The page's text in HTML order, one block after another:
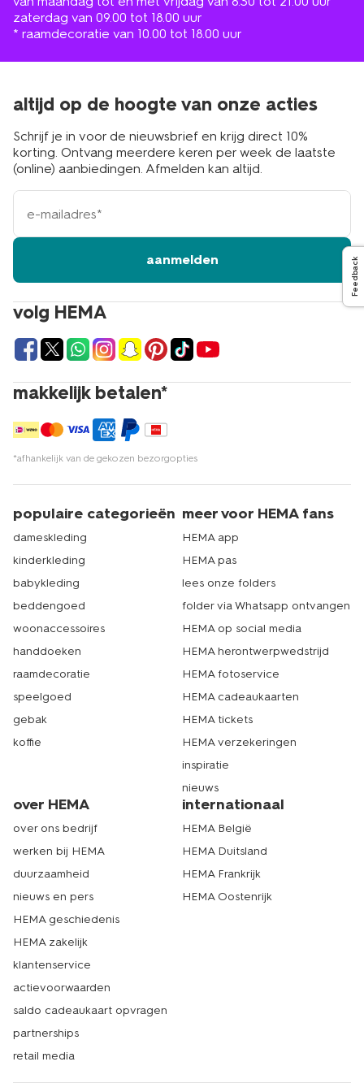
zaterdag van 09.00 tot 18.00 uur
* raamdecoratie van 10.00 tot 18.00 uur
volg HEMA
makkelijk betalen*
*afhankelijk van de gekozen bezorgopties
altijd op de hoogte van onze acties
Schrijf je in voor de nieuwsbrief en krijg direct 10%
korting. Ontvang meerdere keren per week de laatste
(online) aanbiedingen. Afmelden kan altijd.
e-
mailadres
aanmelden
populaire categorieën
dameskleding
kinderkleding
babykleding
beddengoed
woonaccessoires
handdoeken
raamdecoratie
speelgoed
gebak
koffie
meer voor HEMA fans
HEMA app
HEMA pas
lees onze folders
folder via Whatsapp ontvangen
HEMA op social media
HEMA herontwerpwedstrijd
HEMA fotoservice
HEMA cadeaukaarten
HEMA tickets
HEMA verzekeringen
inspiratie
nieuws
over HEMA
over ons bedrijf
werken bij HEMA
duurzaamheid
nieuws en pers
HEMA geschiedenis
HEMA zakelijk
klantenservice
actievoorwaarden
saldo cadeaukaart opvragen
partnerships
retail media
internationaal
HEMA België
HEMA Duitsland
HEMA Frankrijk
HEMA Oostenrijk
Feedback